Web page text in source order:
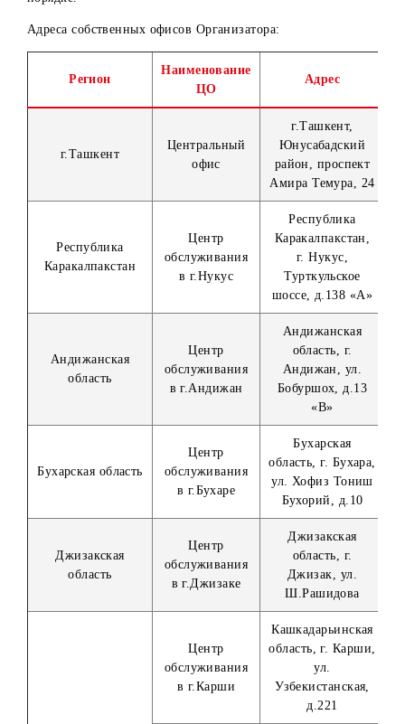
Оригинал паспорта гражданина РУз (для граждан
национальный паспорт и вид на жительство (для
иностранных граждан), удостоверение лица без
гражданства (для лиц без гражданства) или
идентификационную ID карту.
Скан/скрин, подтверждающий выполнение условий
Конкурса.
Расписку о согласии на зачисление на банковский
Победителя денежного выигрыша с удержанием
Сведения о близких родственниках. Претенденту
(победителю Конкурса) необходимо предоставить
информацию о своих близких родственниках
(родители, кровные и сводные братья и сестры,
супруги, дети, в том числе усыновленные
(удочеренные), а также родители, кровные и сводные
братья и сестры супругов), путём заполнения
соответствующей формы.
В случае выявления родства претендента (победителя
конкурса) с лицами, имеющими трудовые отношения с
заключившими с Организатором или его
уполномоченными дилерами договора ГПХ, а также в
случае выявления факта предоставления недостоверной
В случае выявления факта предоставления
информации претендентом после вручения приза в
конкурса, Организатор оставляет за собой право
всю сумму выигрыша и стоимость приза в судебном